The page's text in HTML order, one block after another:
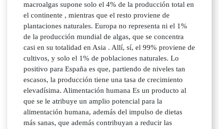
macroalgas supone solo el 4% de la producción total en
el continente , mientras que el resto proviene de
plantaciones naturales. Europa no representa ni el 1%
de la producción mundial de algas, que se concentra
casi en su totalidad en Asia . Allí, sí, el 99% proviene de
cultivos, y solo el 1% de poblaciones naturales. Lo
positivo para España es que, partiendo de niveles tan
escasos, la producción tiene una tasa de crecimiento
elevadísima. Alimentación humana Es un producto al
que se le atribuye un amplio potencial para la
alimentación humana, además del impulso de dietas
más sanas, que además contribuyan a reducir las